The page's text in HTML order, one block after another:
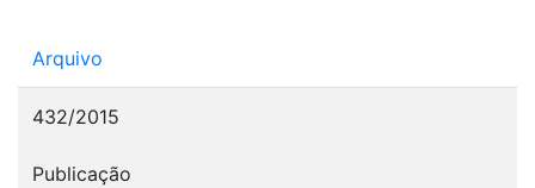
Arquivo
432/2015
Publicação